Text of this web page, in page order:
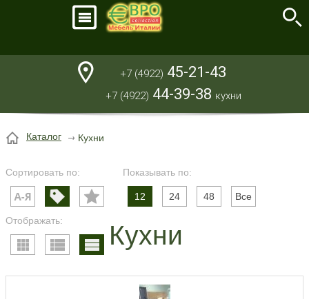
+7 (4922) 45-21-43
+7 (4922) 44-39-38 кухни
Каталог Кухни
Сортировать по: Показывать по:
12 24 48 Все
Отображать: Кухни